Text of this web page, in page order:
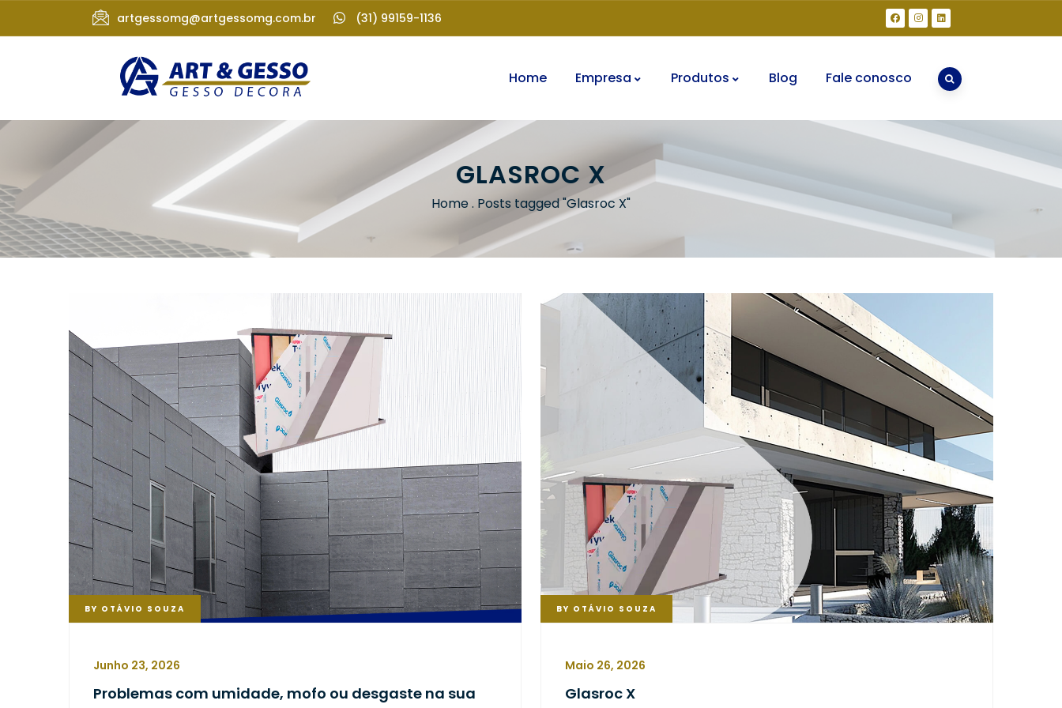
artgessomg@artgessomg.com.br (31) 99159-1136
Home Empresa Produtos Blog Fale conosco
GLASROC X
Home. Posts tagged "Glasroc X"
BY OTÁVIO SOUZA
Junho 23, 2026
Problemas com umidade, mofo ou desgaste na sua
BY OTÁVIO SOUZA
Maio 26, 2026
Glasroc X